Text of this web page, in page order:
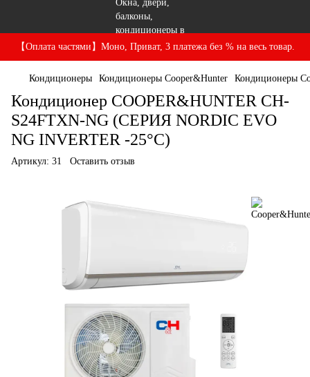
【Оплата частями】Моно, Приват, 3 платежа без % на весь товар.
Кондиционеры Кондиционеры Cooper&Hunter Кондиционеры
Кондиционер COOPER&HUNTER CH-
S24FTXN-NG (СЕРИЯ NORDIC EVO
NG INVERTER -25°C)
Артикул: 31 Оставить отзыв